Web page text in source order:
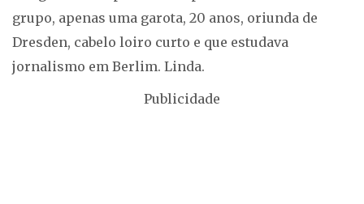
grupo, apenas uma garota, 20 anos, oriunda de
Dresden, cabelo loiro curto e que estudava
jornalismo em Berlim. Linda.
Publicidade